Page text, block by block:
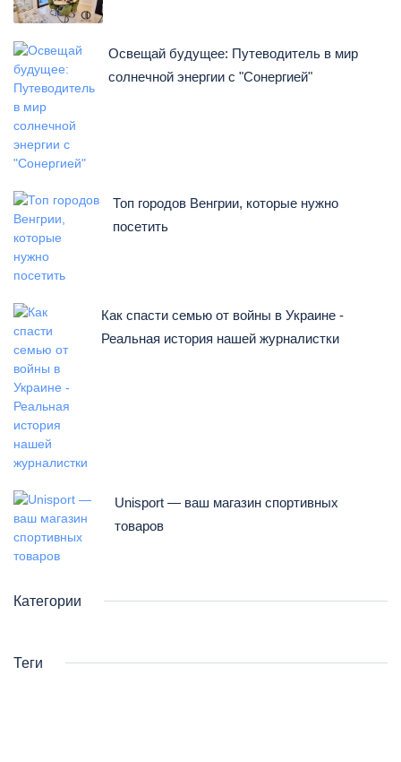
Освещай будущее: Путеводитель в мир
солнечной энергии с "Сонергией"
Топ городов Венгрии, которые нужно
посетить
Как спасти семью от войны в Украине -
Реальная история нашей журналистки
Unisport — ваш магазин спортивных
товаров
Категории
Теги